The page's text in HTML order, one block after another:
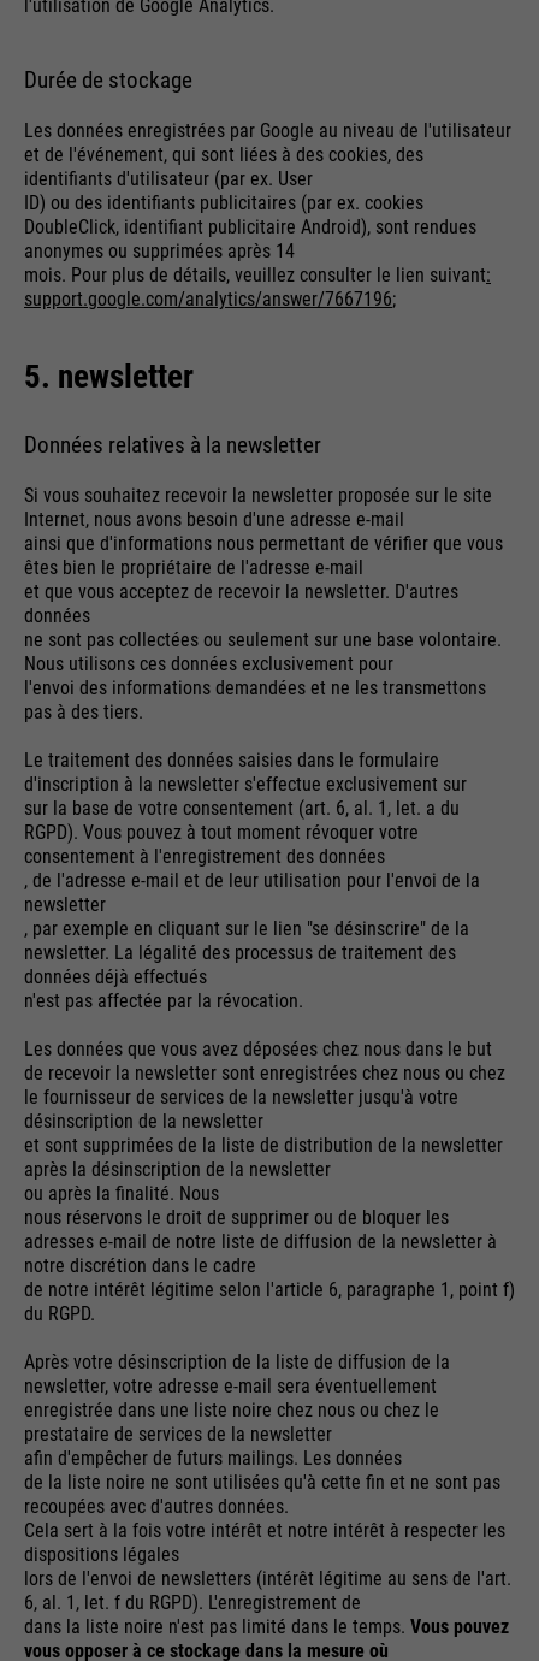
l'utilisation de Google Analytics.
Durée de stockage
Les données enregistrées par Google au niveau de l'utilisateur
et de l'événement, qui sont liées à des cookies, des
identifiants d'utilisateur (par ex. User
ID) ou des identifiants publicitaires (par ex. cookies
DoubleClick, identifiant publicitaire Android), sont rendues
anonymes ou supprimées après 14
mois. Pour plus de détails, veuillez consulter le lien suivant:
support.google.com/analytics/answer/7667196;
5. newsletter
Données relatives à la newsletter
Si vous souhaitez recevoir la newsletter proposée sur le site
Internet, nous avons besoin d'une adresse e-mail
ainsi que d'informations nous permettant de vérifier que vous
êtes bien le propriétaire de l'adresse e-mail
et que vous acceptez de recevoir la newsletter. D'autres
données
ne sont pas collectées ou seulement sur une base volontaire.
Nous utilisons ces données exclusivement pour
l'envoi des informations demandées et ne les transmettons
pas à des tiers.
Le traitement des données saisies dans le formulaire
d'inscription à la newsletter s'effectue exclusivement sur
sur la base de votre consentement (art. 6, al. 1, let. a du
RGPD). Vous pouvez à tout moment révoquer votre
consentement à l'enregistrement des données
, de l'adresse e-mail et de leur utilisation pour l'envoi de la
newsletter
, par exemple en cliquant sur le lien "se désinscrire" de la
newsletter. La légalité des processus de traitement des
données déjà effectués
n'est pas affectée par la révocation.
Les données que vous avez déposées chez nous dans le but
de recevoir la newsletter sont enregistrées chez nous ou chez
le fournisseur de services de la newsletter jusqu'à votre
désinscription de la newsletter
et sont supprimées de la liste de distribution de la newsletter
après la désinscription de la newsletter
ou après la finalité. Nous
nous réservons le droit de supprimer ou de bloquer les
adresses e-mail de notre liste de diffusion de la newsletter à
notre discrétion dans le cadre
de notre intérêt légitime selon l'article 6, paragraphe 1, point f)
du RGPD.
Après votre désinscription de la liste de diffusion de la
newsletter, votre adresse e-mail sera éventuellement
enregistrée dans une liste noire chez nous ou chez le
prestataire de services de la newsletter
afin d'empêcher de futurs mailings. Les données
de la liste noire ne sont utilisées qu'à cette fin et ne sont pas
recoupées avec d'autres données.
Cela sert à la fois votre intérêt et notre intérêt à respecter les
dispositions légales
lors de l'envoi de newsletters (intérêt légitime au sens de l'art.
6, al. 1, let. f du RGPD). L'enregistrement de
dans la liste noire n'est pas limité dans le temps. Vous pouvez
vous opposer à ce stockage dans la mesure où